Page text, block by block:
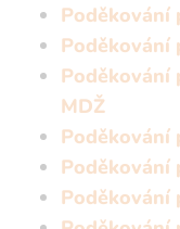
Poděkování
Poděkování
Poděkování
MDŽ
Poděkování
Poděkování
Poděkování